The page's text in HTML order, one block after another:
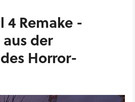
4 Remake -
der
Horror-